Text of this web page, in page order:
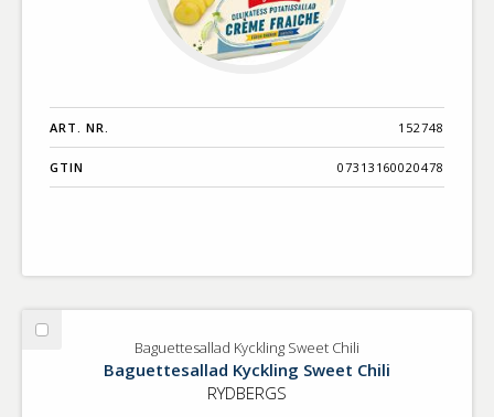
ART. NR. 152748
GTIN 07313160020478
Välj
BaguettesalladBaguettesallad Kyckling Sweet Chili
Baguettesallad Kyckling Sweet Chili
RYDBERGS